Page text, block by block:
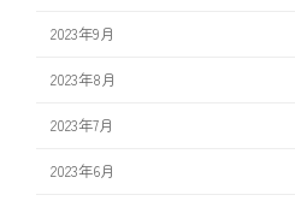
2023年9月
2023年8月
2023年7月
2023年6月